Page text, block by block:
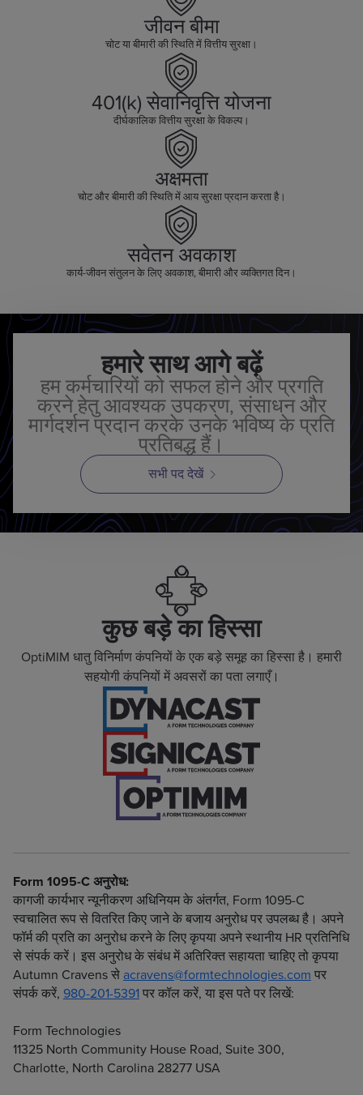
जीवन बीमा
चोट या बीमारी की स्थिति में वित्तीय सुरक्षा।
401(k) सेवानिवृत्ति योजना
दीर्घकालिक वित्तीय सुरक्षा के विकल्प।
अक्षमता
चोट और बीमारी की स्थिति में आय सुरक्षा प्रदान करता है।
सवेतन अवकाश
कार्य-जीवन संतुलन के लिए अवकाश, बीमारी और व्यक्तिगत दिन।
हमारे साथ आगे बढ़ें
हम कर्मचारियों को सफल होने और प्रगति
करने हेतु आवश्यक उपकरण, संसाधन और
मार्गदर्शन प्रदान करके उनके भविष्य के प्रति
प्रतिबद्ध हैं।
सभी पद देखें
कुछ बड़े का हिस्सा
OptiMIM धातु विनिर्माण कंपनियों के एक बड़े समूह का हिस्सा है। हमारी
सहयोगी कंपनियों में अवसरों का पता लगाएँ।
Form 1095-C अनुरोध:
कागजी कार्यभार न्यूनीकरण अधिनियम के अंतर्गत, Form 1095-C
स्वचालित रूप से वितरित किए जाने के बजाय अनुरोध पर उपलब्ध है। अपने
फॉर्म की प्रति का अनुरोध करने के लिए कृपया अपने स्थानीय HR प्रतिनिधि
से संपर्क करें। इस अनुरोध के संबंध में अतिरिक्त सहायता चाहिए तो कृपया
Autumn Cravens से acravens@formtechnologies.com पर
संपर्क करें, 980-201-5391 पर कॉल करें, या इस पते पर लिखें:
Form Technologies
11325 North Community House Road, Suite 300,
Charlotte, North Carolina 28277 USA